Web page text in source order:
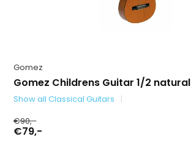
Gomez
Gomez Childrens Guitar 1/2 natural
Show all Classical Guitars
€90,-
€79,-